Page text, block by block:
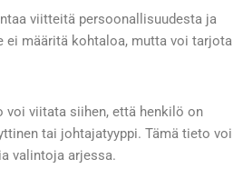
viitteitä persoonallisuudesta ja
ei määritä kohtaloa, mutta voi tarjota
voi viitata siihen, että henkilö on
tai johtajatyyppi. Tämä tieto voi
valintoja arjessa.